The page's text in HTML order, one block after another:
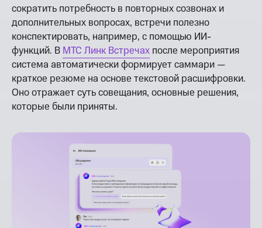
сократить потребность в повторных созвонах и
дополнительных вопросах, встречи полезно
конспектировать, например, с помощью ИИ-
функций. В МТС Линк Встречах после мероприятия
система автоматически формирует саммари —
краткое резюме на основе текстовой расшифровки.
Оно отражает суть совещания, основные решения,
которые были приняты.